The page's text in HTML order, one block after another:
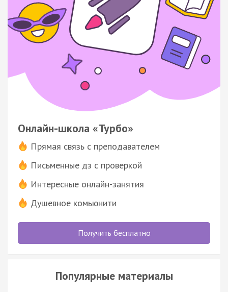
Онлайн-школа «Турбо»
Прямая связь с преподавателем
Письменные дз с проверкой
Интересные онлайн-занятия
Душевное комьюнити
Получить бесплатно
Популярные материалы